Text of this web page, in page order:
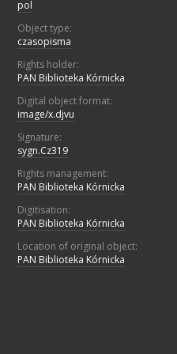
pol
Object type:
czasopisma
Rights holder:
PAN Biblioteka Kórnicka
Digital object format:
image/x.djvu
Signature:
sygn.Cz319
Rights management:
PAN Biblioteka Kórnicka
Digitisation:
PAN Biblioteka Kórnicka
Location of original object:
PAN Biblioteka Kórnicka